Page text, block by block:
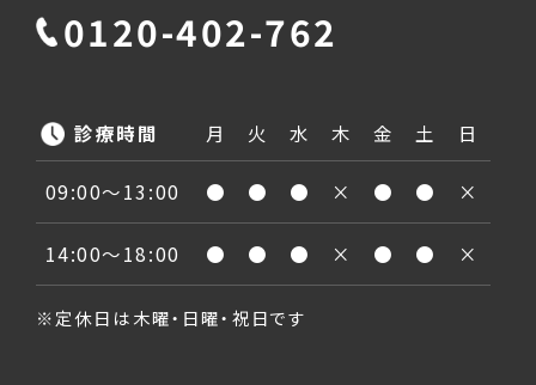
0120-402-762
診療時間 月 火 水 木 金 土 日
09:00〜13:00 ● ● ● × ● ● ×
14:00〜18:00 ● ● ● × ● ● ×
※定休日は木曜・日曜・祝日です